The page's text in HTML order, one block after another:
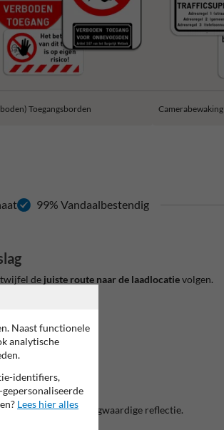
Toegangsborden Camerabewaking
99% Vandaalbestendig
de juiste route naar de laadlocatievolgen.
licht dankzij de hoogwaardige reflectie.
Naast functionele
analytische
identifiers,
Lees hier alles